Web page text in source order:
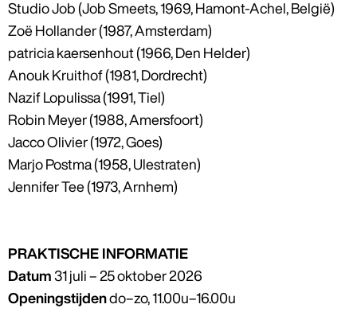
Studio Job (Job Smeets, 1969, Hamont-Achel, België)
Zoë Hollander (1987, Amsterdam)
patricia kaersenhout (1966, Den Helder)
Anouk Kruithof (1981, Dordrecht)
Nazif Lopulissa (1991, Tiel)
Robin Meyer (1988, Amersfoort)
Jacco Olivier (1972, Goes)
Marjo Postma (1958, Ulestraten)
Jennifer Tee (1973, Arnhem)
PRAKTISCHE INFORMATIE
Datum 31 juli – 25 oktober 2026
Openingstijdendo–zo, 11.00u–16.00u